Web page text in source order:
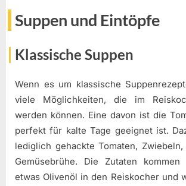
Suppen und Eintöpfe
Klassische Suppen
Wenn es um klassische
viele Möglichkeiten, die im
werden können. Eine davon ist die
perfekt für kalte Tage geeignet ist.
lediglich gehackte Tomaten,
Gemüsebrühe. Die Zutaten kommen
etwas Olivenöl in den Reiskocher und